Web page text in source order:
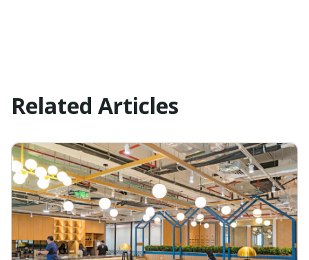
Related Articles